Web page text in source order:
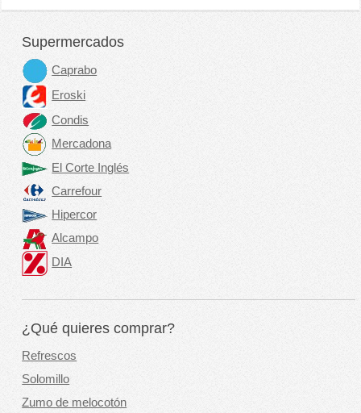
Supermercados
Caprabo
Eroski
Condis
Mercadona
El Corte Inglés
Carrefour
Hipercor
Alcampo
DIA
¿Qué quieres comprar?
Refrescos
Solomillo
Zumo de melocotón